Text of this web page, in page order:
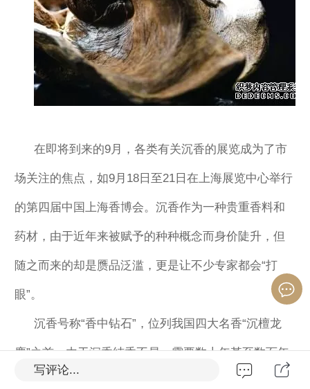
在即将到来的9月，各类有关沉香的展览成为了市
场关注的焦点，如9月18日至21日在上海展览中心举行
的第四届中国上海香博会。沉香作为一种贵重香料和
药材，由于近年来被赋予的种种概念而身价陡升，但
随之而来的却是赝品泛滥，更是让不少专家都会“打
眼”。
沉香号称“香中钻石”，位列我国四大名香“沉檀龙
麝”之首。由于沉香结香不易，需要数十年甚至数百年
的时间，因此，具有药用、赏玩和收藏等多种价值的
写评论...